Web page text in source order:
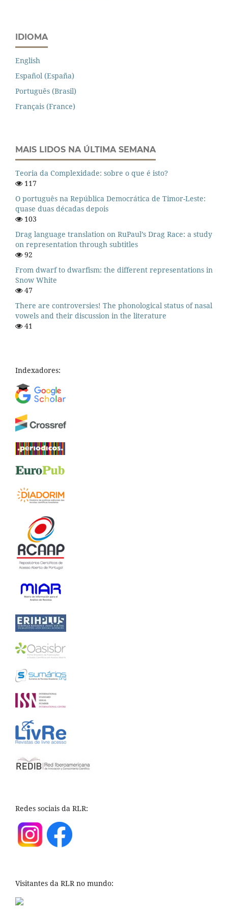
IDIOMA
English
Español (España)
Português (Brasil)
Français (France)
MAIS LIDOS NA ÚLTIMA SEMANA
Teoria da Complexidade: sobre o que é isto?
117
O português na República Democrática de Timor-Leste:
quase duas décadas depois
103
Drag language translation on RuPaul’s Drag Race: a study
on representation through subtitles
92
From dwarf to dwarfism: the different representations in
Snow White
47
There are controversies! The phonological status of nasal
vowels and their discussion in the literature
41
Indexadores:
Redes sociais da RLR:
Visitantes da RLR no mundo: